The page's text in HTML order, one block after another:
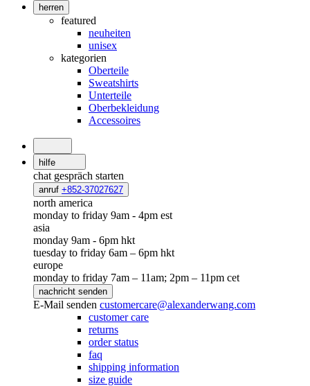
herren
featured
neuheiten
unisex
kategorien
Oberteile
Sweatshirts
Unterteile
Oberbekleidung
Accessoires
hilfe
chat gespräch starten
anruf +852-37027627
north america
monday to friday 9am - 4pm est
asia
monday 9am - 6pm hkt
tuesday to friday 6am – 6pm hkt
europe
monday to friday 7am – 11am; 2pm – 11pm cet
nachricht senden
E-Mail senden customercare@alexanderwang.com
customer care
returns
order status
faq
shipping information
size guide